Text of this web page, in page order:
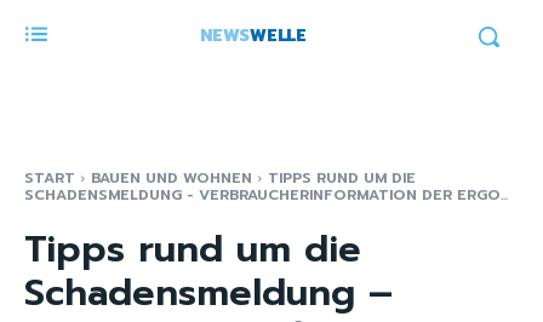
NEWSWELLE
START BAUEN UND WOHNEN TIPPS RUND UM DIE
SCHADENSMELDUNG - VERBRAUCHERINFORMATION DER ERGO...
Tipps rund um die
Schadensmeldung –